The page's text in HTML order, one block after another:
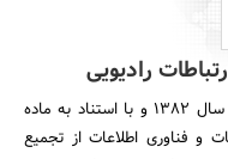
رادیویی
سازمان تنظیم مقررات و ارتباطات رادیویی در سال 1382 و با استناد به ماده
و فناوری اطلاعات از تجمیع